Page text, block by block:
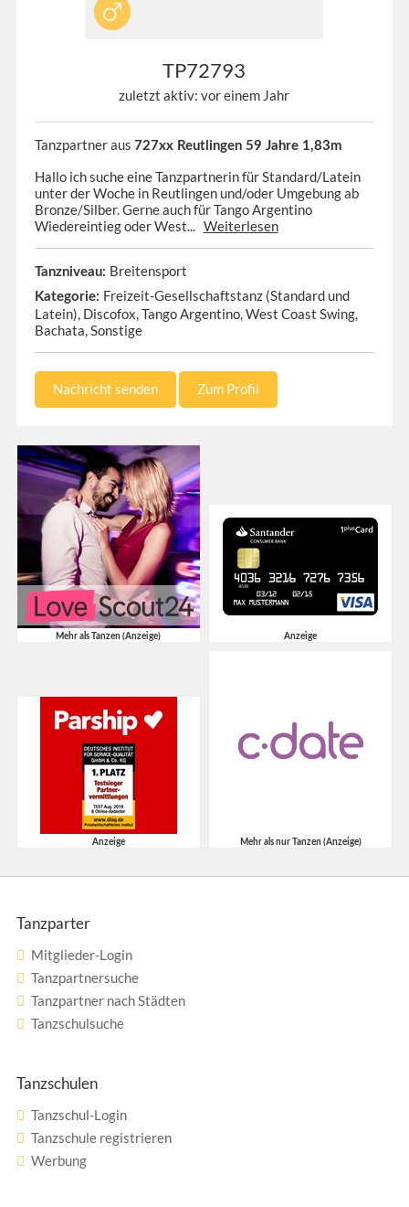
TP72793
zuletzt aktiv: vor einem Jahr
Tanzpartner aus 727xx Reutlingen 59 Jahre 1,83m
Hallo ich suche eine Tanzpartnerin für Standard/Latein
unter der Woche in Reutlingen und/oder Umgebung ab
Bronze/Silber. Gerne auch für Tango Argentino
Wiedereintieg oder West... Weiterlesen
Tanzniveau: Breitensport
Kategorie: Freizeit-Gesellschaftstanz (Standard und
Latein), Discofox, Tango Argentino, West Coast Swing,
Bachata, Sonstige
Nachricht senden Zum Profil
Mehr als Tanzen (Anzeige) Anzeige
Anzeige Mehr als nur Tanzen (Anzeige)
Tanzparter
Mitglieder-Login
Tanzpartnersuche
Tanzpartner nach Städten
Tanzschulsuche
Tanzschulen
Tanzschul-Login
Tanzschule registrieren
Werbung